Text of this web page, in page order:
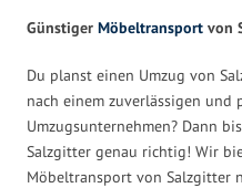
Günstiger Möbeltransport von
Du planst einen Umzug von
nach einem zuverlässigen und
Umzugsunternehmen? Dann
Salzgitter genau richtig! Wir
Möbeltransport von Salzgitter